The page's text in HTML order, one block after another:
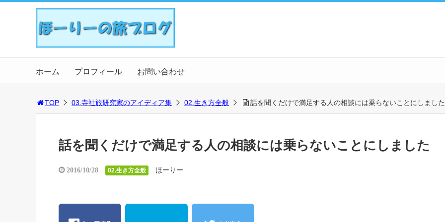
ホーム プロフィール お問い合わせ
TOP 03.寺社旅研究家のアイディア集 02.生き方全般 話を聞くだけで満足する人の相談には乗らないことにしました
話を聞くだけで満足する人の相談には乗らないことにしました
2016/10/28 02.生き方全般 ほーりー